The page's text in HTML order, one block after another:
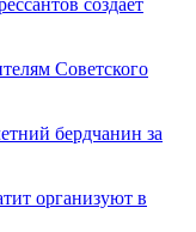
создает
Советского
бердчанин за
организуют в